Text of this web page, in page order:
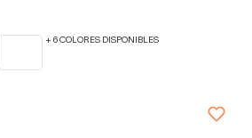
+ 6 COLORES DISPONIBLES